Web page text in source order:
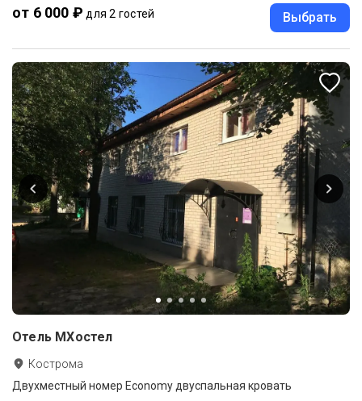
от 6 000 ₽ для 2 гостей Выбрать
Отель МХостел
Кострома
Двухместный номер Economy двуспальная кровать